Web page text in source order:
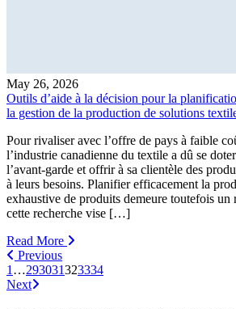
May 26, 2026
Outils d’aide à la décision pour la
la gestion de la production de solutions
Pour rivaliser avec l’offre de pays à faible
l’industrie canadienne du textile a dû se
l’avant-garde et offrir à sa clientèle des
à leurs besoins. Planifier efficacement la
exhaustive de produits demeure toutefois un
cette recherche vise […]
Read More
Previous
1 …293031323334
Next